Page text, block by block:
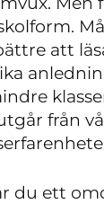
att
från
du ett